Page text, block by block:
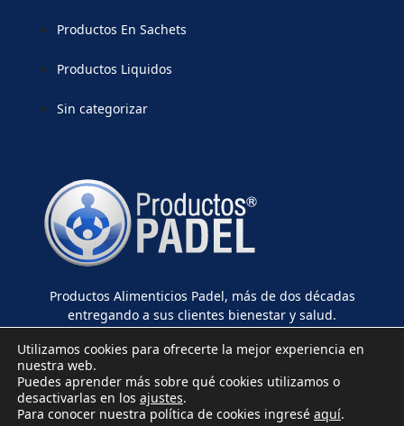
Productos En Sachets
Productos Liquidos
Sin categorizar
Productos Alimenticios Padel, más de dos décadas
entregando a sus clientes bienestar y salud.
Utilizamos cookies para ofrecerte la mejor experiencia en
nuestra web.
Puedes aprender más sobre qué cookies utilizamos o
desactivarlas en los ajustes.
Para conocer nuestra política de cookies ingresé aquí.